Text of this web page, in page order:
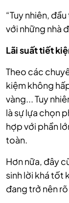
“Tuy nhiên,
với những nhà
Lãi suất tiết
Theo các
kiệm không
vàng... Tuy
là sự lựa chọn
hợp với phần
toàn.
Hơn nữa, đây
sinh lời khá tốt
đang trở nên